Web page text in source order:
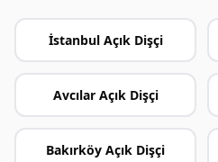
İstanbul Açık Dişçi
Avcılar Açık Dişçi
Bakırköy Açık Dişçi